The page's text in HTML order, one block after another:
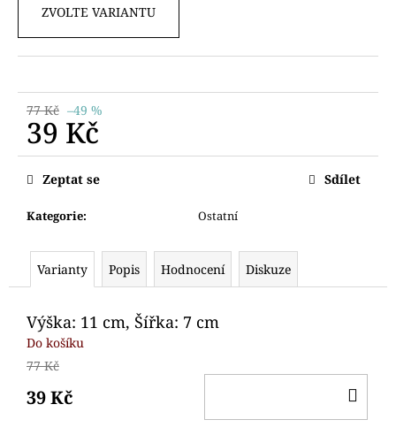
ZVOLTE VARIANTU
77 Kč –49 %
39 Kč
Měrná
cena:
Kategorie: Ostatní
Zeptat se Sdílet
Varianty Popis Hodnocení Diskuze
Výška: 11 cm, Šířka: 7 cm
Do košíku
77 Kč
39 Kč
j
e
e
VYKRAJOVÁTKO
55
Původně: